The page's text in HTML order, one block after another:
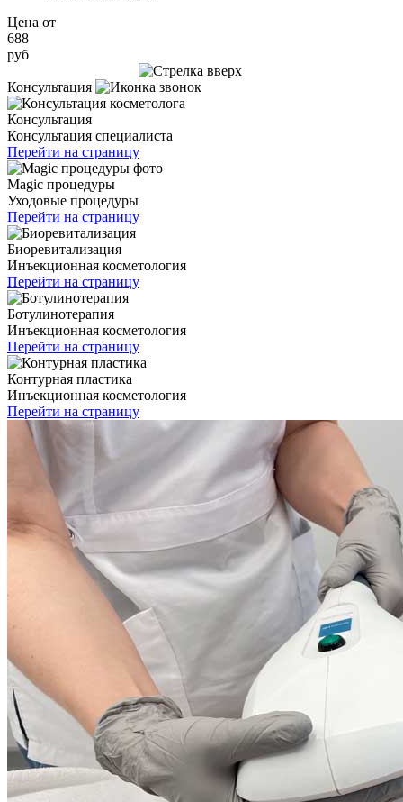
Цена от
688
руб
Консультация
Консультация
Консультация специалиста
Перейти на страницу
Magic процедуры
Уходовые процедуры
Перейти на страницу
Биоревитализация
Инъекционная косметология
Перейти на страницу
Ботулинотерапия
Инъекционная косметология
Перейти на страницу
Контурная пластика
Инъекционная косметология
Перейти на страницу